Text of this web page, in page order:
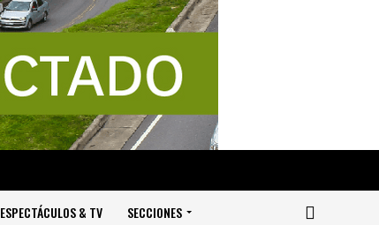
ESPECTÁCULOS & TV SECCIONES